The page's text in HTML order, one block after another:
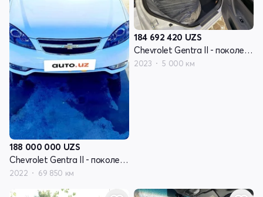
188 000 000 UZS
Chevrolet Gentra II - поколение
2022 69 850 км
184 692 420 UZS
Chevrolet Gentra II - поколение
2023 5 000 км